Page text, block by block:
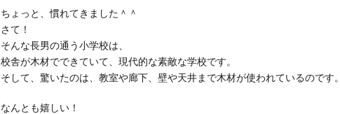
ちょっと、慣れてきました＾＾
さて！
そんな長男の通う小学校は、
校舎が木材でできていて、現代的な素敵な学校です。
そして、驚いたのは、教室や廊下、壁や天井まで木材が使われているのです。
なんとも嬉しい！